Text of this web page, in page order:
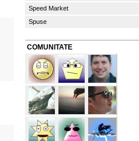
Speed Market
Spuse
COMUNITATE